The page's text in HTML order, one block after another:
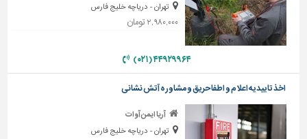
تهران - دریاچه خلیج فارس
۲,۹۸۰,۰۰۰ تومان
۴۴۹۲۹۹۶۴ (۰۲۱)
اخذ تاییدیه اعلام و اطفا حریق و مشاوره آتش نشانی
آریا ایمن آوات
تهران - دریاچه خلیج فارس